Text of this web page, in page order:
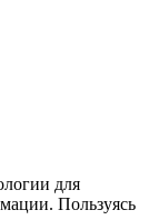
для
Пользуясь